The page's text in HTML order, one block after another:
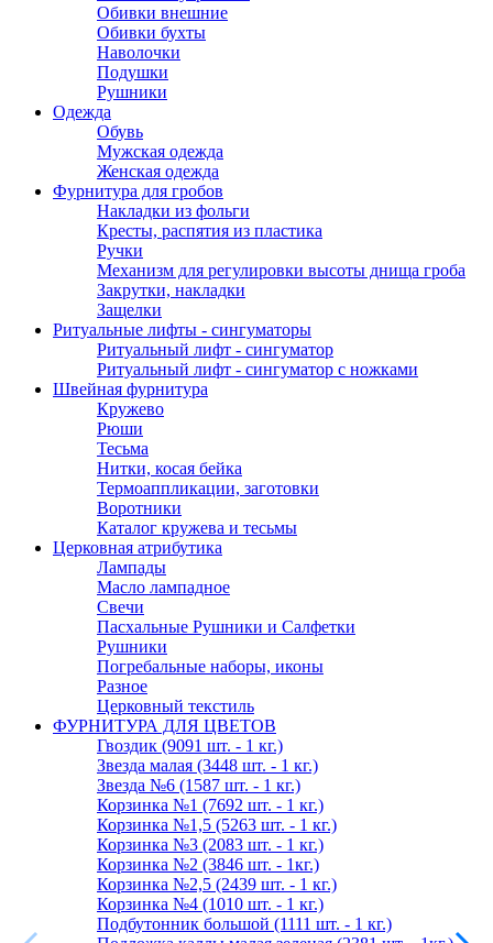
Обивки внешние
Обивки бухты
Наволочки
Подушки
Рушники
Одежда
Обувь
Мужская одежда
Женская одежда
Фурнитура для гробов
Накладки из фольги
Кресты, распятия из пластика
Ручки
Механизм для регулировки высоты днища гроба
Закрутки, накладки
Защелки
Ритуальные лифты - сингуматоры
Ритуальный лифт - сингуматор
Ритуальный лифт - сингуматор с ножками
Швейная фурнитура
Кружево
Рюши
Тесьма
Нитки, косая бейка
Термоаппликации, заготовки
Воротники
Каталог кружева и тесьмы
Церковная атрибутика
Лампады
Масло лампадное
Свечи
Пасхальные Рушники и Салфетки
Рушники
Погребальные наборы, иконы
Разное
Церковный текстиль
ФУРНИТУРА ДЛЯ ЦВЕТОВ
Гвоздик (9091 шт. - 1 кг.)
Звезда малая (3448 шт. - 1 кг.)
Звезда №6 (1587 шт. - 1 кг.)
Корзинка №1 (7692 шт. - 1 кг.)
Корзинка №1,5 (5263 шт. - 1 кг.)
Корзинка №3 (2083 шт. - 1 кг.)
Корзинка №2 (3846 шт. - 1кг.)
Корзинка №2,5 (2439 шт. - 1 кг.)
Корзинка №4 (1010 шт. - 1 кг.)
Подбутонник большой (1111 шт. - 1 кг.)